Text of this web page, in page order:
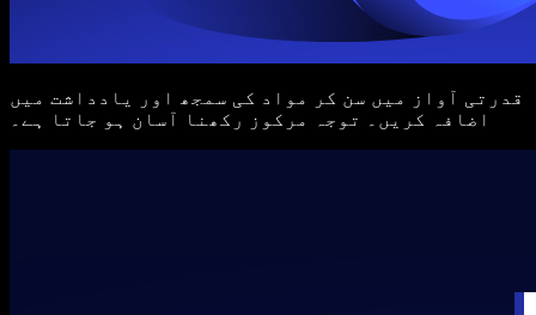
قدرتی آواز میں سن کر مواد کی سمجھ اور یادداشت میں
اضافہ کریں۔ توجہ مرکوز رکھنا آسان ہو جاتا ہے۔